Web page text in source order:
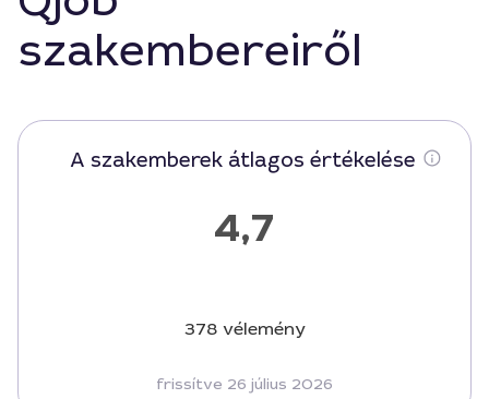
szakembereiről
A szakemberek átlagos értékelése
4,7
378 vélemény
frissítve 26 július 2026